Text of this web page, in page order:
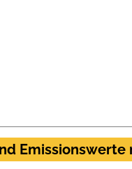
Emissionswerte